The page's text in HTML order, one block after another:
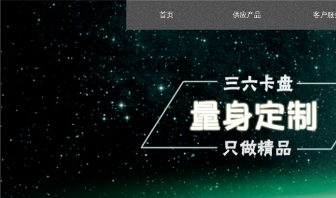
首页 供应产品 客户服